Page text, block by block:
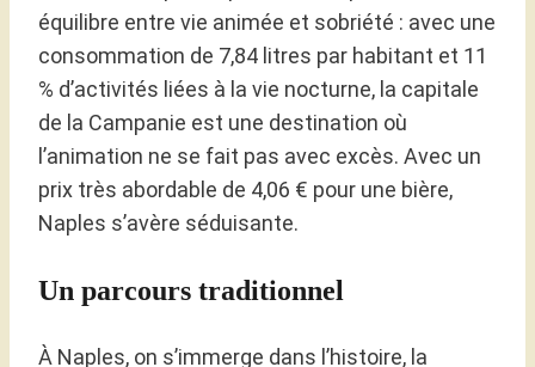
équilibre entre vie animée et sobriété : avec une
consommation de 7,84 litres par habitant et 11
% d’activités liées à la vie nocturne, la capitale
de la Campanie est une destination où
l’animation ne se fait pas avec excès. Avec un
prix très abordable de 4,06 € pour une bière,
Naples s’avère séduisante.
Un parcours traditionnel
À Naples, on s’immerge dans l’histoire, la